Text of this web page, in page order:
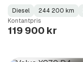
Fuel
Type:
Diesel
Kilometerstand:
244 200 km
Model
Year:
Gearbox
Type:
Kontantpris
119 900 kr